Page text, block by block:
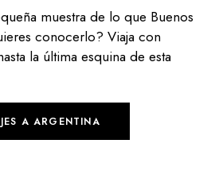
muestra de lo que Buenos
conocerlo? Viaja con
la última esquina de esta
A ARGENTINA